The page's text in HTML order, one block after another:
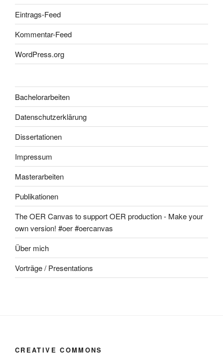
Eintrags-Feed
Kommentar-Feed
WordPress.org
Bachelorarbeiten
Datenschutzerklärung
Dissertationen
Impressum
Masterarbeiten
Publikationen
The OER Canvas to support OER production - Make your
own version! #oer #oercanvas
Über mich
Vorträge / Presentations
CREATIVE COMMONS